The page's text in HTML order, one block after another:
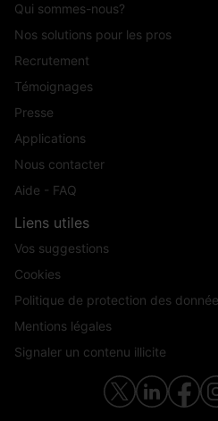
Qui sommes-nous?
Nos solutions pour les pros
Recrutement
Témoignages
Presse
Applications
Nous contacter
Aide - FAQ
Liens utiles
Vos suggestions
Cookies
Politique de protection des
Mentions légales
Signaler un contenu illicite